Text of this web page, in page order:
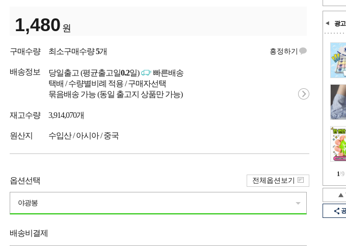
광고
1/9
1,480 원
구매수량 최소구매수량5개 흥정하기
배송정보 당일출고 (평균출고일0.2일)
빠른배송
택배 / 수량별비례 적용 / 구매자선택
묶음배송 가능 (동일 출고지 상품만 가능)
재고수량 3,914,070개
원산지 수입산 / 아시아 / 중국
옵션선택
야광봉
전체옵션보기
배송비결제